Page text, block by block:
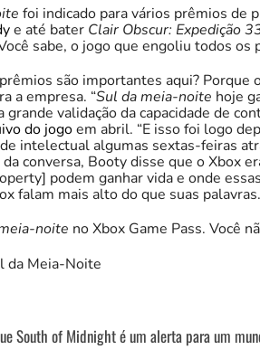
foi indicado para vários prêmios de
e até bater Clair Obscur: Expedição
sabe, o jogo que engoliu todos os
são importantes aqui?
a empresa. “Sul da meia-noite hoje
grande validação da capacidade de
do jogoem abril. “E isso foi logo
intelectual algumas sextas-feiras
conversa, Booty disse que o Xbox
podem ganhar vida e onde
falam mais alto do que suas palavras.
noite no Xbox Game Pass. Você
South of Midnight é um alerta para um